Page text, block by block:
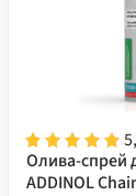
Олива-спрей
ADDINOL